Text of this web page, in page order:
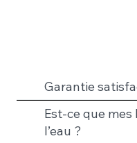
Garantie
Est-ce que
l’eau ?